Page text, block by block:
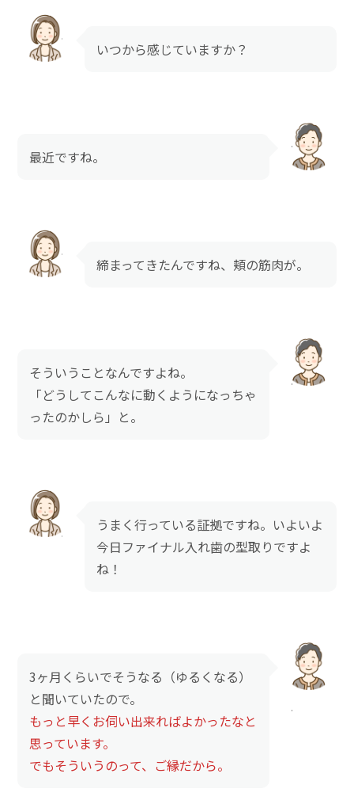
いつから感じていますか？
最近ですね。
締まってきたんですね、頬の筋肉が。
そういうことなんですよね。
「どうしてこんなに動くようになっちゃ
ったのかしら」と。
うまく行っている証拠ですね。いよいよ
今日ファイナル入れ歯の型取りですよ
ね！
3ヶ月くらいでそうなる（ゆるくなる）
と聞いていたので。
もっと早くお伺い出来ればよかったなと
思っています。
でもそういうのって、ご縁だから。